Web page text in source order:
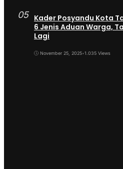
05 Kader Posyandu Kota
6 Jenis Aduan Warga,
Lagi
November 25, 2025•1.035 Views